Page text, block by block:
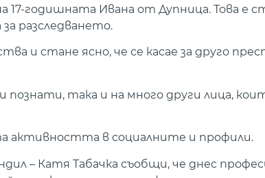
17-годишната Ивана от Дупница. Това е
разследването.
и стане ясно, че се касае за друго
така и на много други лица,
активността в социалните и профили.
– Катя Табачка съобщи, че днес